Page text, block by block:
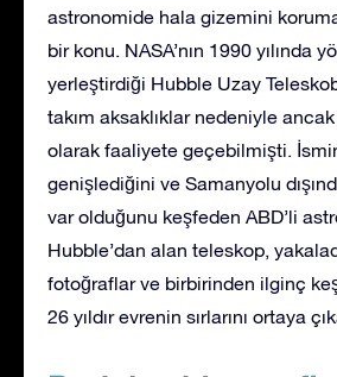
astronomide hala gizemini
bir konu. NASA’nın 1990 yılında
yerleştirdiği Hubble Uzay
takım aksaklıklar nedeniyle ancak
olarak faaliyete geçebilmişti.
genişlediğini ve Samanyolu
var olduğunu keşfeden ABD’li
Hubble’dan alan teleskop,
fotoğraflar ve birbirinden ilginç
26 yıldır evrenin sırlarını ortaya